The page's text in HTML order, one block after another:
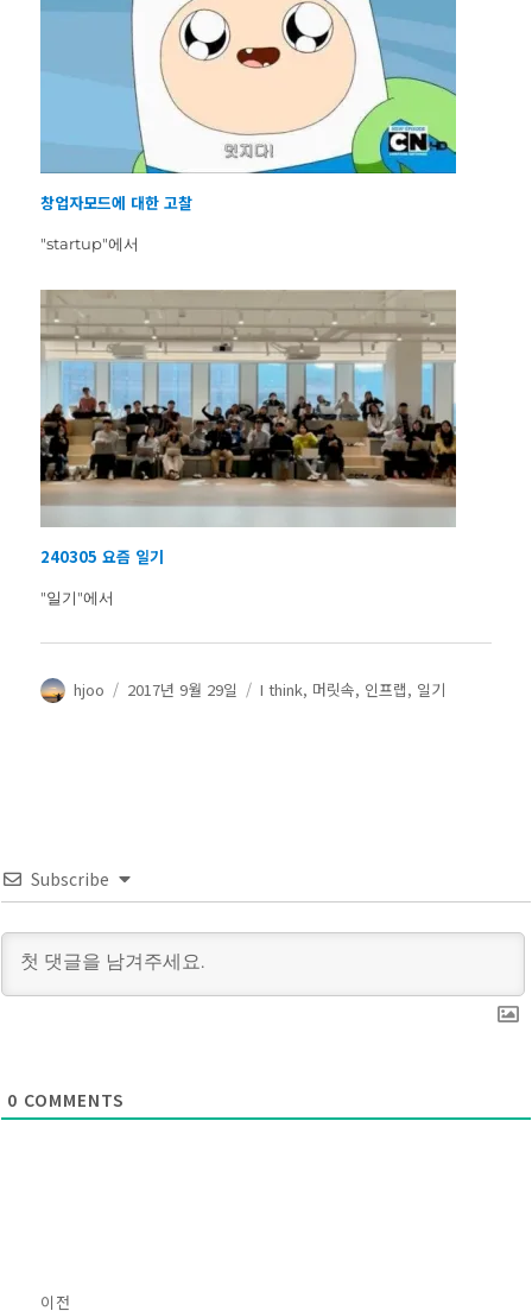
창업자모드에 대한 고찰
"startup"에서
240305 요즘 일기
"일기"에서
글
hjoo
작
2017년 9월 29일
카
I think, 머릿속, 인프랩, 일기
Subscribe
0 COMMENTS
이전